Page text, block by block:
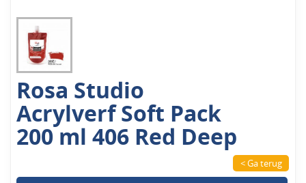
Rosa Studio
Acrylverf Soft Pack
200 ml 406 Red Deep
< Ga terug